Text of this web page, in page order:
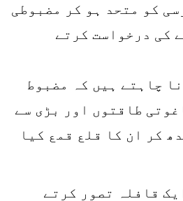
کو متحد ہو کر مضبوطی
کی درخواست کرتے
چاہتے ہیں کہ مضبوط
طاقتوں اور بڑی سے
کر ان کا قلع قمع کیا
قافلہ تصور کرتے